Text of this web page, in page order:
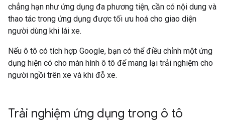
chẳng hạn như ứng dụng đa phương tiện, cần có nội dung và
thao tác trong ứng dụng được tối ưu hoá cho giao diện
người dùng khi lái xe.
Nếu ô tô có tích hợp Google, bạn có thể điều chỉnh một ứng
dụng hiện có cho màn hình ô tô để mang lại trải nghiệm cho
người ngồi trên xe và khi đỗ xe.
Trải nghiệm ứng dụng trong ô tô